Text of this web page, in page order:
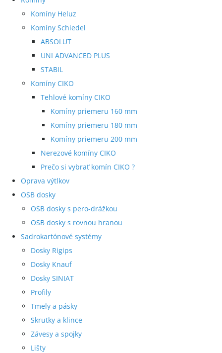
Komíny Heluz
Komíny Schiedel
ABSOLUT
UNI ADVANCED PLUS
STABIL
Komíny CIKO
Tehlové komíny CIKO
Komíny priemeru 160 mm
Komíny priemeru 180 mm
Komíny priemeru 200 mm
Nerezové komíny CIKO
Prečo si vybrať komín CIKO ?
Oprava výtlkov
OSB dosky
OSB dosky s pero-drážkou
OSB dosky s rovnou hranou
Sadrokartónové systémy
Dosky Rigips
Dosky Knauf
Dosky SINIAT
Profily
Tmely a pásky
Skrutky a klince
Závesy a spojky
Lišty